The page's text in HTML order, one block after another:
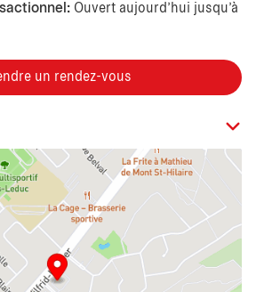
Ouvert aujourd’hui jusqu'à
un rendez-vous